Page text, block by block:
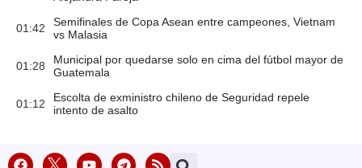
01:42
Semifinales de Copa Asean entre campeones, Vietnam
vs Malasia
01:28
Municipal por quedarse solo en cima del fútbol mayor de
Guatemala
01:12
Escolta de exministro chileno de Seguridad repele
intento de asalto